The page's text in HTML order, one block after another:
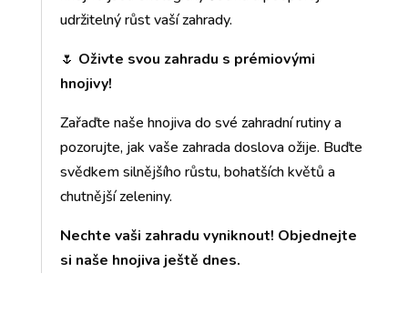
udržitelný růst vaší zahrady.
🌷 Oživte svou zahradu s prémiovými
hnojivy!
Zařaďte naše hnojiva do své zahradní rutiny a
pozorujte, jak vaše zahrada doslova ožije. Buďte
svědkem silnějšího růstu, bohatších květů a
chutnější zeleniny.
Nechte vaši zahradu vyniknout! Objednejte
si naše hnojiva ještě dnes.